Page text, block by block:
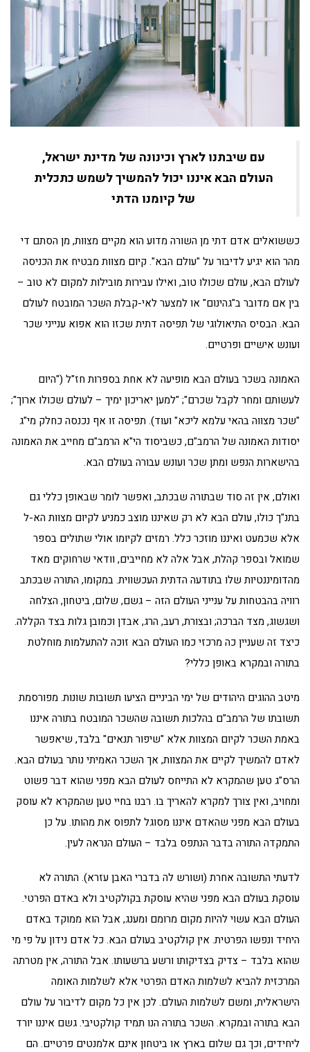
עם שיבתנו לארץ וכינונה של מדינת ישראל,
העולם הבא איננו יכול להמשיך לשמש כתכלית
של קיומנו הדתי
כששואלים אדם דתי מן השורה מדוע הוא מקיים מצוות, מן הסתם די
מהר הוא יגיע לדיבור על "עולם הבא". קיום מצוות מבטיח את הכניסה
לעולם הבא, עולם שכולו טוב, ואילו עבירות מובילות למקום לא טוב –
בין אם מדובר ב"גהינום" או למצער לאי-קבלת השכר המובטח לעולם
הבא. הבסיס התיאולוגי של תפיסה דתית שכזו הוא אפוא ענייני שכר
ועונש אישיים ופרטיים.
האמונה בשכר בעולם הבא מופיעה לא אחת בספרות חז"ל ("היום
לעשותם ומחר לקבל שכרם"; "למען יאריכון ימיך – לעולם שכולו ארוך";
"שכר מצווה בהאי עלמא ליכא" ועוד). תפיסה זו אף נכנסה כחלק מי"ג
יסודות האמונה של הרמב"ם, כשביסוד הי"א הרמב"ם מחייב את האמונה
בהישארות הנפש ומתן שכר ועונש עבורה בעולם הבא.
ואולם, אין זה סוד שבתורה שבכתב, ואפשר לומר שבאופן כללי גם
בתנ"ך כולו, עולם הבא לא רק שאיננו מוצב כמניע לקיום מצוות הא-ל
אלא שכמעט ואיננו מוזכר כלל. רמזים לקיומו אולי שתולים בספר
שמואל ובספר קהלת, אבל אלה לא מחייבים, וודאי שרחוקים מאד
מהדומיננטיות שלו בתודעה הדתית העכשווית. במקומו, התורה שבכתב
רוויה בהבטחות על ענייני העולם הזה – גשם, שלום, ביטחון, הצלחה
ושגשוג, מצד הברכה; ובצורת, רעב, הרג, אבדן וכמובן גלות בצד הקללה.
כיצד זה שעניין כה מרכזי כמו העולם הבא זוכה להתעלמות מוחלטת
בתורה ובמקרא באופן כללי?
מיטב ההוגים היהודים של ימי הביניים הציעו תשובות שונות. מפורסמת
תשובתו של הרמב"ם בהלכות תשובה שהשכר המובטח בתורה איננו
באמת השכר לקיום המצוות אלא "שיפור תנאים" בלבד, שיאפשר
לאדם להמשיך לקיים את המצוות, אך השכר האמיתי נותר בעולם הבא.
הרס"ג טען שהמקרא לא התייחס לעולם הבא מפני שהוא דבר פשוט
ומחויב, ואין צורך למקרא להאריך בו. רבנו בחיי טען שהמקרא לא עוסק
בעולם הבא מפני שהאדם איננו מסוגל לתפוס את מהותו. על כן
התמקדה התורה בדבר הנתפס בלבד – העולם הנראה לעין.
לדעתי התשובה אחרת (ושורש לה בדברי האבן עזרא). התורה לא
עוסקת בעולם הבא מפני שהיא עוסקת בקולקטיב ולא באדם הפרטי.
העולם הבא עשוי להיות מקום מרומם ומענג, אבל הוא ממוקד באדם
היחיד ונפשו הפרטית. אין קולקטיב בעולם הבא. כל אדם נידון על פי מי
שהוא בלבד – צדיק בצדיקותו ורשע ברשעותו. אבל התורה, אין מטרתה
המרכזית להביא לשלמות האדם הפרטי אלא לשלמות האומה
הישראלית, ומשם לשלמות העולם. לכן אין כל מקום לדיבור על עולם
הבא בתורה ובמקרא. השכר בתורה הנו תמיד קולקטיבי. גשם איננו יורד
ליחידים, וכך גם שלום בארץ או ביטחון אינם אלמנטים פרטיים. הם